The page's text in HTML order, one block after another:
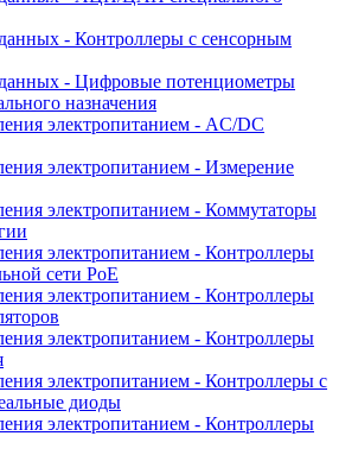
- Контроллеры с сенсорным
- Цифровые потенциометры
назначения
электропитанием - AC/DC
электропитанием - Измерение
электропитанием - Коммутаторы
электропитанием - Контроллеры
сети PoE
электропитанием - Контроллеры
электропитанием - Контроллеры
электропитанием - Контроллеры с
диоды
электропитанием - Контроллеры